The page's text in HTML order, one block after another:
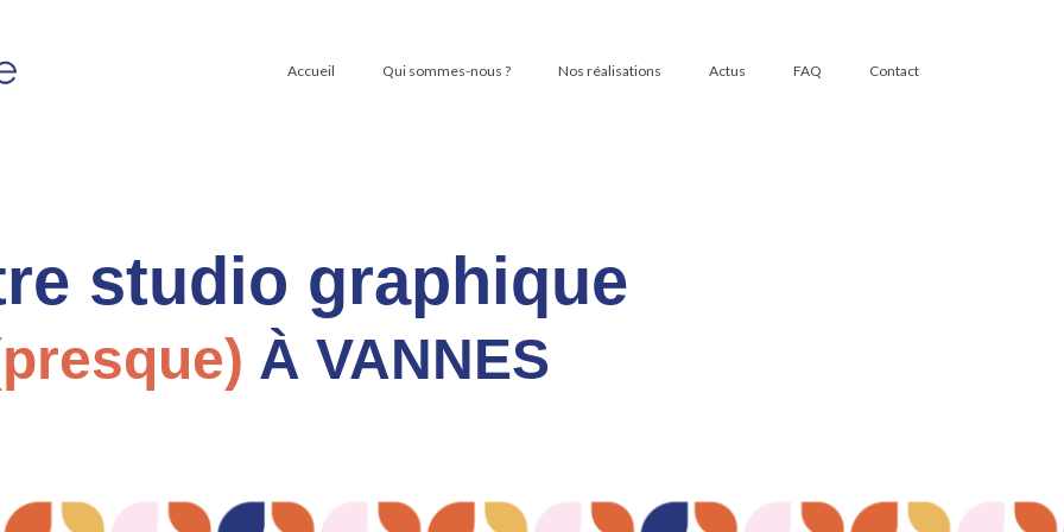
Accueil Qui sommes-nous ? Nos réalisations Actus FAQ Contact
studio graphique
À VANNES